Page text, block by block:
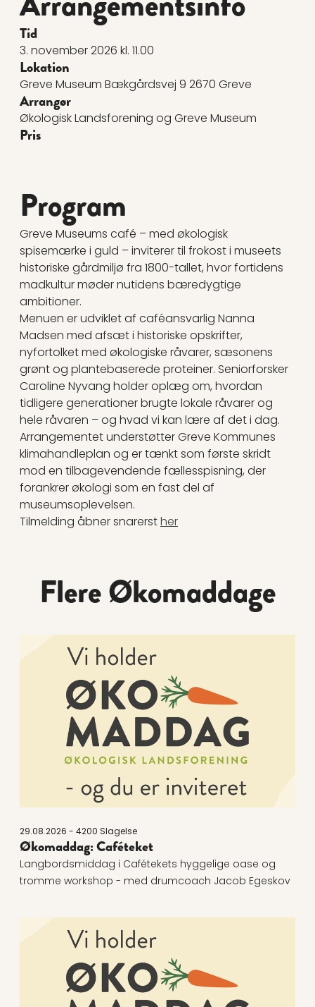
Tid
3. november 2026 kl. 11.00
Lokation
Greve Museum Bækgårdsvej 9 2670 Greve
Arrangør
Økologisk Landsforening og Greve Museum
Pris
Program
Greve Museums café – med økologisk
spisemærke i guld – inviterer til frokost i museets
historiske gårdmiljø fra 1800-tallet, hvor fortidens
madkultur møder nutidens bæredygtige
ambitioner.
Menuen er udviklet af caféansvarlig Nanna
Madsen med afsæt i historiske opskrifter,
nyfortolket med økologiske råvarer, sæsonens
grønt og plantebaserede proteiner. Seniorforsker
Caroline Nyvang holder oplæg om, hvordan
tidligere generationer brugte lokale råvarer og
hele råvaren – og hvad vi kan lære af det i dag.
Arrangementet understøtter Greve Kommunes
klimahandleplan og er tænkt som første skridt
mod en tilbagevendende fællesspisning, der
forankrer økologi som en fast del af
museumsoplevelsen.
Tilmelding åbner snarersther
Flere Økomaddage
29.08.2026 - 4200 Slagelse
Økomaddag: Caféteket
Langbordsmiddag i Cafétekets hyggelige oase og
tromme workshop - med drumcoach Jacob Egeskov